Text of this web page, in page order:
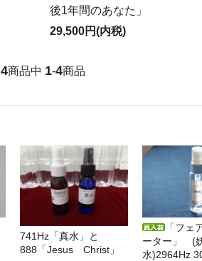
後1年間のあなた」
29,500円(内税)
4商品中 1-4商品
741Hz「真水」と
888「Jesus Christ」
「フェ
ーター」 (
水)2964Hz